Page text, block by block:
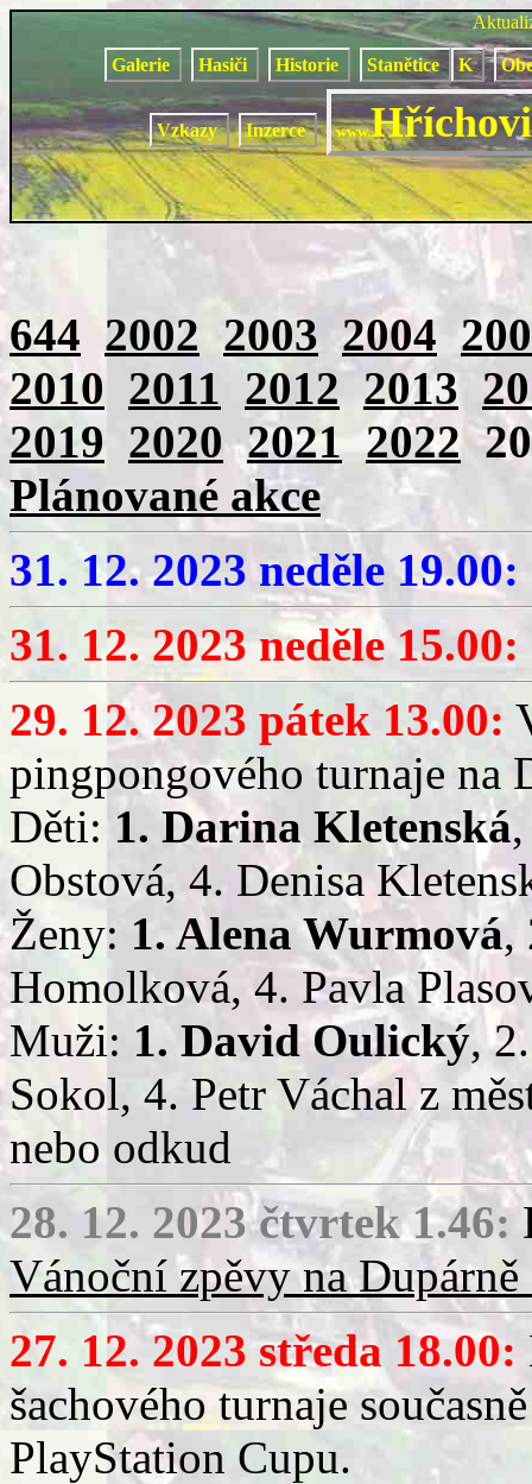
Galerie Hasiči Historie Stanětice K
Vzkazy Inzerce www.
644 2002 2003 2004
2010 2011 2012 2013
2019 2020 2021 2022
Plánované akce
31. 12. 2023 neděle 19.00:
31. 12. 2023 neděle 15.00:
29. 12. 2023 pátek 13.00:
pingpongového turnaje na
Děti: 1. Darina Kletenská
Obstová, 4. Denisa
Ženy: 1. Alena Wurmová,
Homolková, 4. Pavla
Muži: 1. David Oulický,
Sokol, 4. Petr Váchal z
nebo odkud
28. 12. 2023 čtvrtek 1.46:
Vánoční zpěvy na
27. 12. 2023 středa 18.00:
šachového turnaje
PlayStation Cupu.